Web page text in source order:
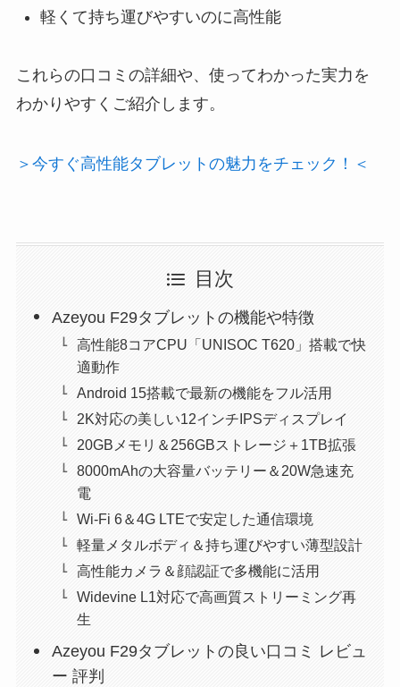
軽くて持ち運びやすいのに高性能
これらの口コミの詳細や、使ってわかった実力を
わかりやすくご紹介します。
＞今すぐ高性能タブレットの魅力をチェック！＜
目次
Azeyou F29タブレットの機能や特徴
高性能8コアCPU「UNISOC T620」搭載で快
適動作
Android 15搭載で最新の機能をフル活用
2K対応の美しい12インチIPSディスプレイ
20GBメモリ＆256GBストレージ＋1TB拡張
8000mAhの大容量バッテリー＆20W急速充
電
Wi-Fi 6＆4G LTEで安定した通信環境
軽量メタルボディ＆持ち運びやすい薄型設計
高性能カメラ＆顔認証で多機能に活用
Widevine L1対応で高画質ストリーミング再
生
Azeyou F29タブレットの良い口コミ レビュ
ー 評判